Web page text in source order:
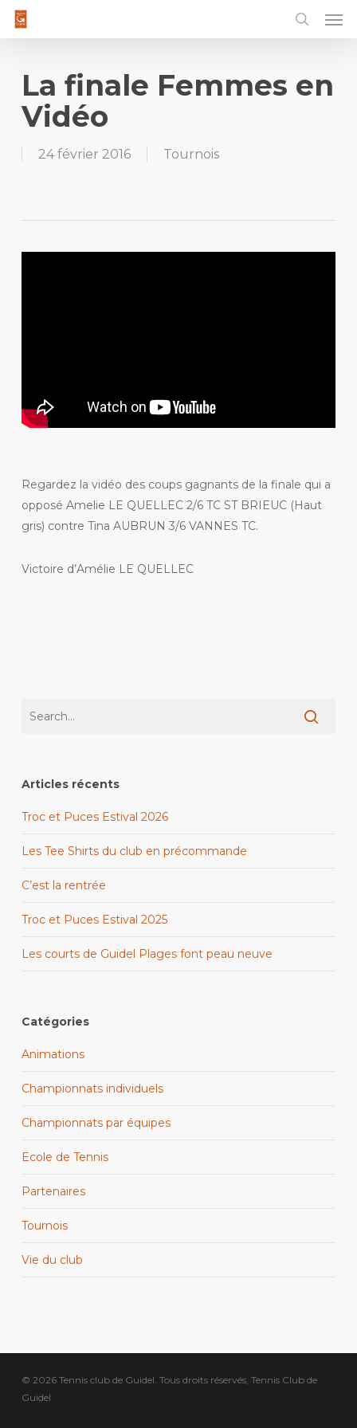
Skip
contentLa finale Femmes en
Vidéo
24 février 2016 Tournois
Regardez la vidéo des coups gagnants de la finale qui a
opposé Amelie LE QUELLEC 2/6 TC ST BRIEUC (Haut
gris) contre Tina AUBRUN 3/6 VANNES TC.
Victoire d’Amélie LE QUELLEC
Articles récents
Troc et Puces Estival 2026
Les Tee Shirts du club en précommande
C’est la rentrée
Troc et Puces Estival 2025
Les courts de Guidel Plages font peau neuve
Catégories
Animations
Championnats individuels
Championnats par équipes
Ecole de Tennis
Partenaires
Tournois
Vie du club
© 2026 Tennis club de Guidel. Tous droits réservés, Tennis Club de
Guidel